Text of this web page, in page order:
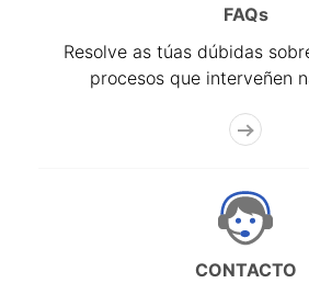
FAQs
Resolve as túas dúbidas
procesos que interveñen
CONTACTO